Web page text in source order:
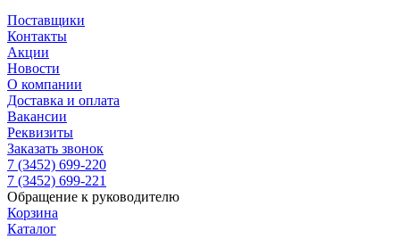
Поставщики
Контакты
Акции
Новости
О компании
Доставка и оплата
Вакансии
Реквизиты
Заказать звонок
7 (3452) 699-220
7 (3452) 699-221
Обращение к руководителю
Корзина
Каталог